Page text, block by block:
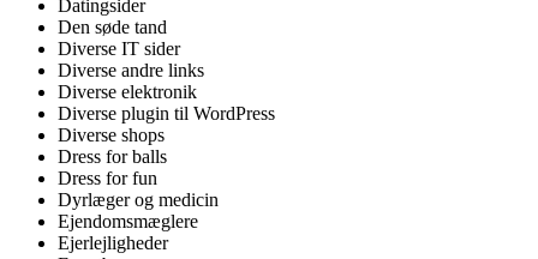
Datingsider
Den søde tand
Diverse IT sider
Diverse andre links
Diverse elektronik
Diverse plugin til WordPress
Diverse shops
Dress for balls
Dress for fun
Dyrlæger og medicin
Ejendomsmæglere
Ejerlejligheder